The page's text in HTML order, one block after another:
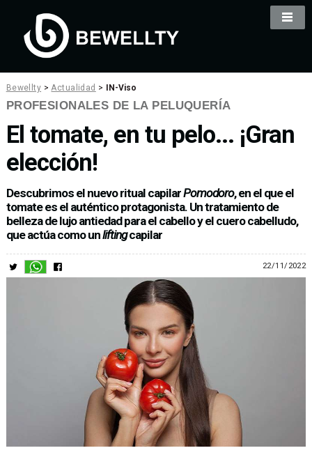
Bewellty >Actualidad > IN-Viso
PROFESIONALES DE LA PELUQUERÍA
El tomate, en tu pelo... ¡Gran
elección!
Descubrimos el nuevo ritual capilarPomodoro, en el que el
tomate es el auténtico protagonista. Un tratamiento de
belleza de lujo antiedad para el cabello y el cuero cabelludo,
que actúa como unliftingcapilar
22/11/2022